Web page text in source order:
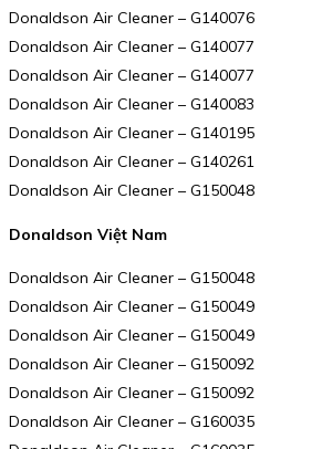
Donaldson Air Cleaner – G140076
Donaldson Air Cleaner – G140077
Donaldson Air Cleaner – G140077
Donaldson Air Cleaner – G140083
Donaldson Air Cleaner – G140195
Donaldson Air Cleaner – G140261
Donaldson Air Cleaner – G150048
Donaldson Việt Nam
Donaldson Air Cleaner – G150048
Donaldson Air Cleaner – G150049
Donaldson Air Cleaner – G150049
Donaldson Air Cleaner – G150092
Donaldson Air Cleaner – G150092
Donaldson Air Cleaner – G160035